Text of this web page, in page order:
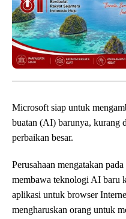
Microsoft siap untuk
buatan (AI) barunya, kurang
perbaikan besar.
Perusahaan mengatakan
membawa teknologi AI baru
aplikasi untuk browser
mengharuskan orang untuk